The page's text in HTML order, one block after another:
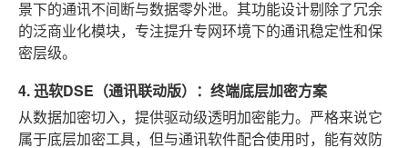
景下的通讯不间断与数据零外泄。其功能设计剔除了冗余
的泛商业化模块，专注提升专网环境下的通讯稳定性和保
密层级。
4. 迅软DSE（通讯联动版）：终端底层加密方案
从数据加密切入，提供驱动级透明加密能力。严格来说它
属于底层加密工具，但与通讯软件配合使用时，能有效防